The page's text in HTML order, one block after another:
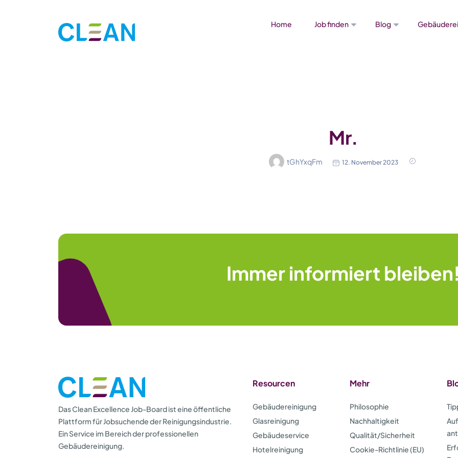
Home Job finden Blog
Mr.
tGhYxqFm 12. November 2023
Immer informiert bleiben!
Das Clean Excellence Job-Board ist eine öffentliche
Plattform für Jobsuchende der Reinigungsindustrie.
Ein Service im Bereich der professionellen
Gebäudereinigung.
Resourcen
Gebäudereinigung
Glasreinigung
Gebäudeservice
Hotelreinigung
Mehr
Philosophie
Nachhaltigkeit
Qualität/Sicherheit
Cookie-Richtlinie (EU)